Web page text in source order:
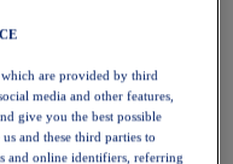
which are provided by third
media and other features,
give you the best possible
and these third parties to
and online identifiers, referring